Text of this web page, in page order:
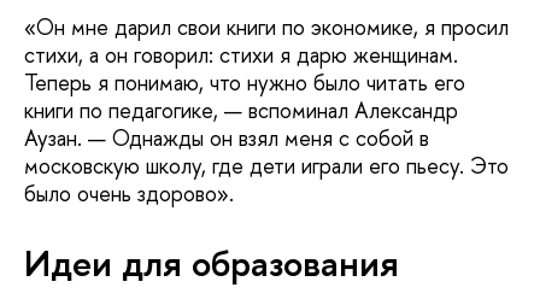
«Он мне дарил свои книги по экономике, я просил
стихи, а он говорил: стихи я дарю женщинам.
Теперь я понимаю, что нужно было читать его
книги по педагогике, — вспоминал Александр
Аузан. — Однажды он взял меня с собой в
московскую школу, где дети играли его пьесу. Это
было очень здорово».
Идеи для образования